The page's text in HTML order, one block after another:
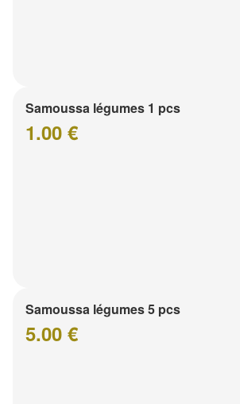
Samoussa légumes 1 pcs
1.00 €
Samoussa légumes 5 pcs
5.00 €